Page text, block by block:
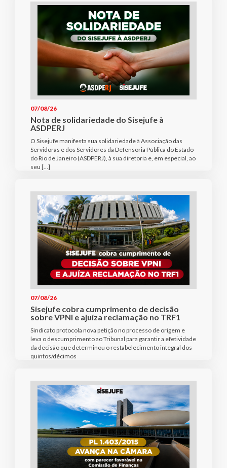
07/08/26
Nota de solidariedade do Sisejufe à
ASDPERJ
O Sisejufe manifesta sua solidariedade à Associação das
Servidoras e dos Servidores da Defensoria Pública do Estado
do Rio de Janeiro (ASDPERJ), à sua diretoria e, em especial, ao
seu […]
07/08/26
Sisejufe cobra cumprimento de decisão
sobre VPNI e ajuíza reclamação no TRF1
Sindicato protocola nova petição no processo de origem e
leva o descumprimento ao Tribunal para garantir a efetividade
da decisão que determinou o restabelecimento integral dos
quintos/décimos